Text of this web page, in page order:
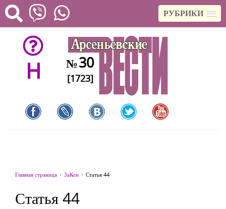
РУБРИКИ
H №30
[1723]
Главная страница ЗаКон Статья 44
Статья 44